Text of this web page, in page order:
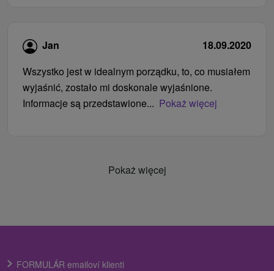
Jan
18.09.2020
Wszystko jest w idealnym porządku, to, co musiałem
wyjaśnić, zostało mi doskonale wyjaśnione.
Informacje są przedstawione... Pokaż więcej
Pokaż więcej
FORMULÁR emailoví klienti